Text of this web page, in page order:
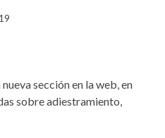
sección en la web, en
sobre adiestramiento,